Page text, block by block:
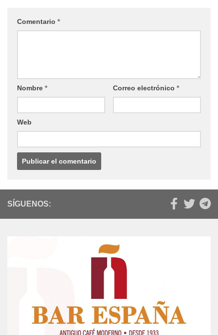
Comentario *
Nombre * Correo electrónico *
Web
SÍGUENOS: